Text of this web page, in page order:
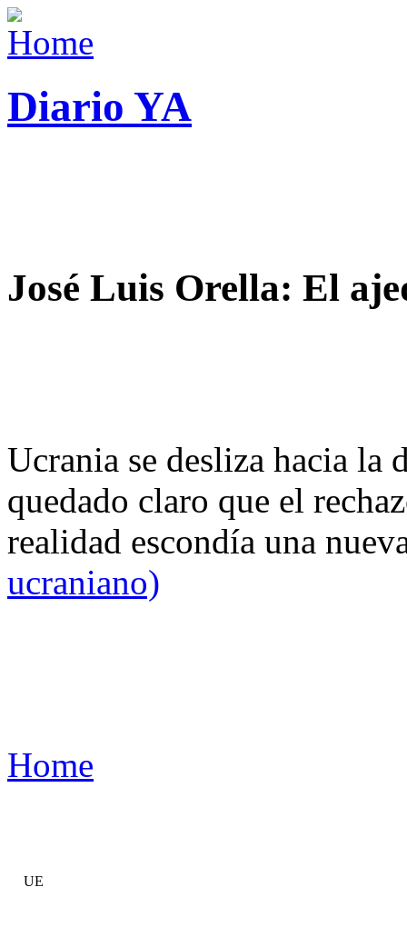
Diario YA
José Luis Orella: El
Ucrania se desliza hacia
quedado claro que el
realidad escondía una
ucraniano)
Home
UE